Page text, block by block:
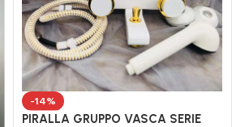
-14%
PIRALLA GRUPPO VASCA SERIE